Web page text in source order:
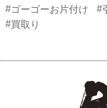
#ゴーゴーお片付け #
#買取り